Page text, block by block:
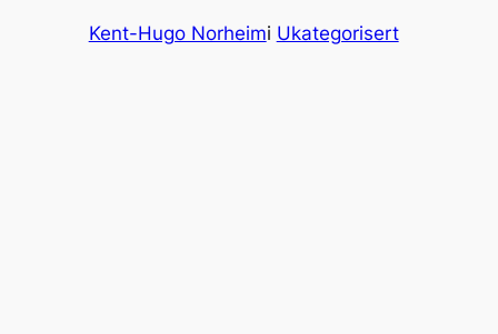
Kent-Hugo Norheimi Ukategorisert